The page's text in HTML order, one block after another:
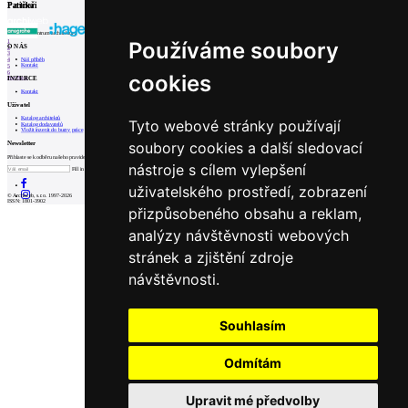
Používáme soubory
cookies
Tyto webové stránky používají
soubory cookies a další sledovací
nástroje s cílem vylepšení
uživatelského prostředí, zobrazení
přizpůsobeného obsahu a reklam,
analýzy návštěvnosti webových
stránek a zjištění zdroje
návštěvnosti.
Souhlasím
Odmítám
Upravit mé předvolby
Partneři
1
2
3
4
5
6
PrevNext
Patička
internetové centrum architektury
O NÁS
Náš příběh
Kontakt
INZERCE
Kontakt
Uživatel
Katalog architektů
Katalog dodavatelů
Vložit inzerát do burzy práce
Newsletter
Přihlaste se k odběru našeho pravidelného týdenního newsletteru:
Fill in „nospam“
© Archiweb, s.r.o. 1997-2026
ISSN: 1801-3902